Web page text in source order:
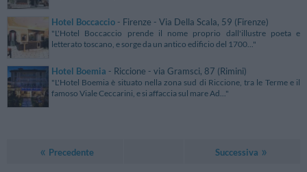
Hotel Boccaccio - Firenze - Via Della Scala, 59 (Firenze)
"L'Hotel Boccaccio prende il nome proprio dall'illustre poeta e
letterato toscano, e sorge da un antico edificio del 1700..."
Hotel Boemia - Riccione - via Gramsci, 87 (Rimini)
"L'Hotel Boemia è situato nella zona sud di Riccione, tra le Terme e il
famoso Viale Ceccarini, e si affaccia sul mare Ad..."
Precedente Successiva